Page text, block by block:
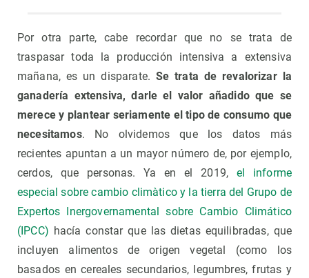
Por otra parte, cabe recordar que no se trata de
traspasar toda la producción intensiva a extensiva
mañana, es un disparate. Se trata de revalorizar la
ganadería extensiva, darle el valor añadido que se
merece y plantear seriamente el tipo de consumo que
necesitamos. No olvidemos que los datos más
recientes apuntan a un mayor número de, por ejemplo,
cerdos, que personas. Ya en el 2019, el informe
especial sobre cambio climàtico y la tierra del Grupo de
Expertos Inergovernamental sobre Cambio Climático
(IPCC) hacía constar que las dietas equilibradas, que
incluyen alimentos de origen vegetal (como los
basados en cereales secundarios, legumbres, frutas y